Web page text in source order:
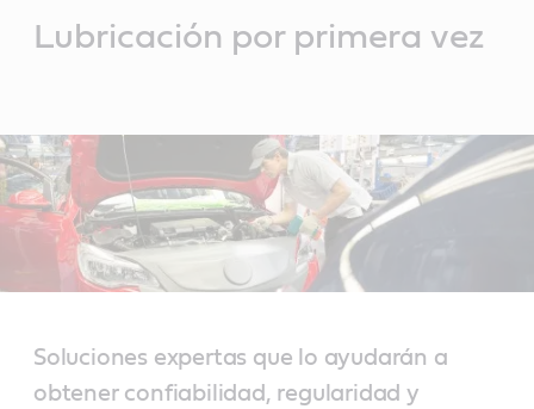
Lubricación por primera vez
Soluciones expertas que lo ayudarán a
obtener confiabilidad, regularidad y